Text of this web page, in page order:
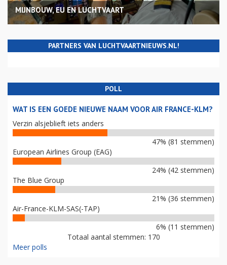
MIJNBOUW, EU EN LUCHTVAART
PARTNERS VAN LUCHTVAARTNIEUWS.NL!
POLL
WAT IS EEN GOEDE NIEUWE NAAM VOOR AIR FRANCE-KLM?
Verzin alsjeblieft iets anders
47% (81 stemmen)
European Airlines Group (EAG)
24% (42 stemmen)
The Blue Group
21% (36 stemmen)
Air-France-KLM-SAS(-TAP)
6% (11 stemmen)
Totaal aantal stemmen: 170
Meer polls